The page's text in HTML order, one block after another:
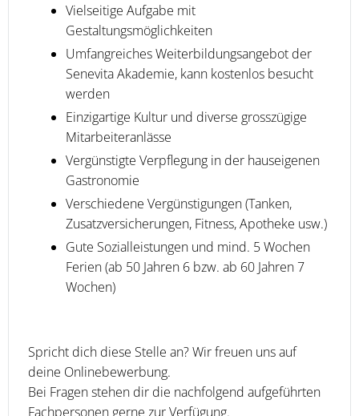
Vielseitige Aufgabe mit
Gestaltungsmöglichkeiten
Umfangreiches Weiterbildungsangebot der
Senevita Akademie, kann kostenlos besucht
werden
Einzigartige Kultur und diverse grosszügige
Mitarbeiteranlässe
Vergünstigte Verpflegung in der hauseigenen
Gastronomie
Verschiedene Vergünstigungen (Tanken,
Zusatzversicherungen, Fitness, Apotheke usw.)
Gute Sozialleistungen und mind. 5 Wochen
Ferien (ab 50 Jahren 6 bzw. ab 60 Jahren 7
Wochen)
Spricht dich diese Stelle an? Wir freuen uns auf
deine Onlinebewerbung.
Bei Fragen stehen dir die nachfolgend aufgeführten
Fachpersonen gerne zur Verfügung.